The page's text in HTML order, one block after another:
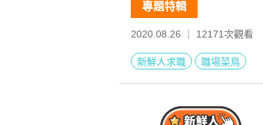
專題特輯
2020.08.26 ｜ 12171次觀看
新鮮人求職 職場菜鳥